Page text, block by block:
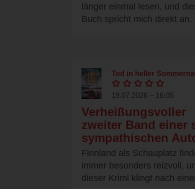
länger einmal lesen, und
Buch spricht mich direkt an.
Tod in heller
19.07.2026 – 16:05
Verheißungsvoller
zweiter Band einer
sympathischen
Finnland als Schauplatz
immer besonders reizvoll,
dieser Krimi klingt nach